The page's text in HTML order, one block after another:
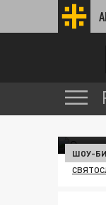
ШОУ-